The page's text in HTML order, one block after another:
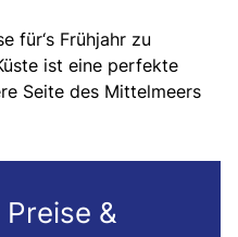
für‘s Frühjahr zu
ist eine perfekte
Seite des Mittelmeers
&